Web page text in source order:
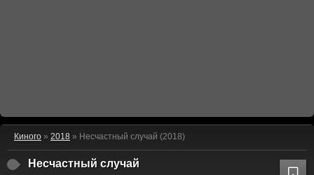
Киного » 2018 » Несчастный случай (2018)
Несчастный случай